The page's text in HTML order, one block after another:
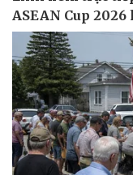
Kinh tế
Bất động sản
Khởi nghiệp